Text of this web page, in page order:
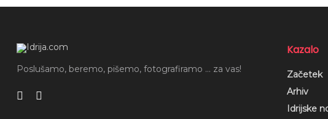
Poslušamo, beremo, pišemo, fotografiramo ... za vas!
Kazalo
Začetek
Arhiv
Idrijske